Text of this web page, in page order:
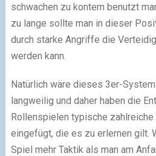
schwachen zu kontern benutzt
zu lange sollte man in dieser
durch starke Angriffe die
werden kann.
Natürlich wäre dieses 3er-
langweilig und daher haben die
Rollenspielen typische
eingefügt, die es zu erlernen gilt.
Spiel mehr Taktik als man am